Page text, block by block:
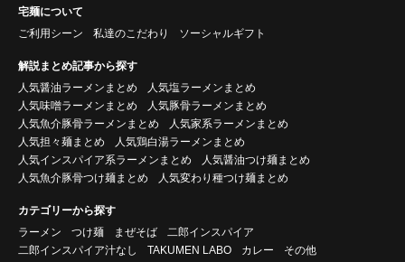
宅麺について
ご利用シーン
私達のこだわり ソーシャルギフト
解説まとめ記事から探す
人気醤油ラーメンまとめ
人気塩ラーメンまとめ
人気味噌ラーメンまとめ
人気豚骨ラーメンまとめ
人気魚介豚骨ラーメンまとめ
人気家系ラーメンまとめ
人気担々麺まとめ
人気鶏白湯ラーメンまとめ
人気インスパイア系ラーメンまとめ
人気醤油つけ麺まとめ
人気魚介豚骨つけ麺まとめ
人気変わり種つけ麺まとめ
カテゴリーから探す
ラーメン
つけ麺 まぜそば
二郎インスパイア
二郎インスパイア汁なし
TAKUMEN LABO カレー その他